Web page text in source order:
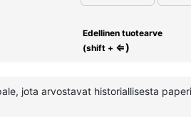
Edellinen tuotearve
(shift + ⇐)
jota arvostavat historiallisesta